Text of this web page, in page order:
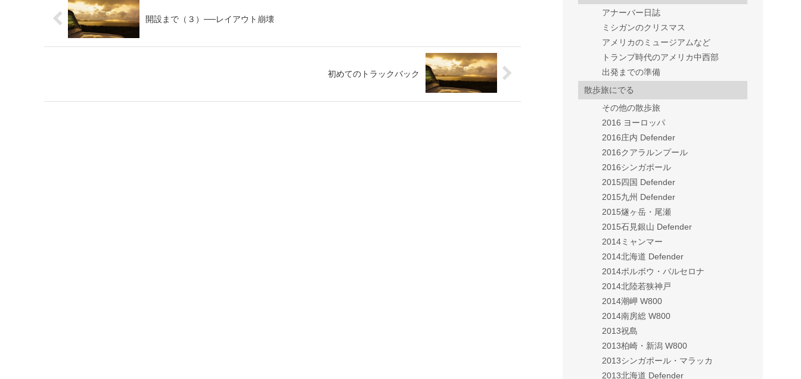
開設まで（３）──レイアウト崩壊
初めてのトラックバック
アナーバー日誌
ミシガンのクリスマス
アメリカのミュージアムなど
トランプ時代のアメリカ中西部
出発までの準備
散歩旅にでる
その他の散歩旅
2016 ヨーロッパ
2016庄内 Defender
2016クアラルンプール
2016シンガポール
2015四国 Defender
2015九州 Defender
2015燧ヶ岳・尾瀬
2015石見銀山 Defender
2014ミャンマー
2014北海道 Defender
2014ポルボウ・バルセロナ
2014北陸若狭神戸
2014潮岬 W800
2014南房総 W800
2013祝島
2013柏崎・新潟 W800
2013シンガポール・マラッカ
2013北海道 Defender